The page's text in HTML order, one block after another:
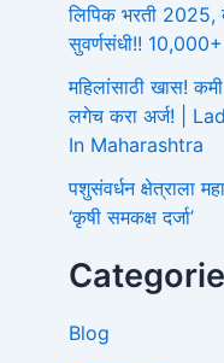
लिपिक भरती 2025,
सुवर्णसंधी!! 10,000+
महिलांसाठी खास!
लगेच करा अर्ज! |
In Maharashtra
पशुसंवर्धन क्षेत्राला
‘कृषी समकक्ष दर्जा’
Blog